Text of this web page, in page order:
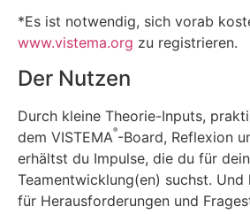
*Es ist notwendig, sich vorab
www.vistema.org zu registrieren.
Der Nutzen
Durch kleine Theorie-Inputs,
dem VISTEMA®-Board, Reflexion
erhältst du Impulse, die du für
Teamentwicklung(en) suchst.
für Herausforderungen und